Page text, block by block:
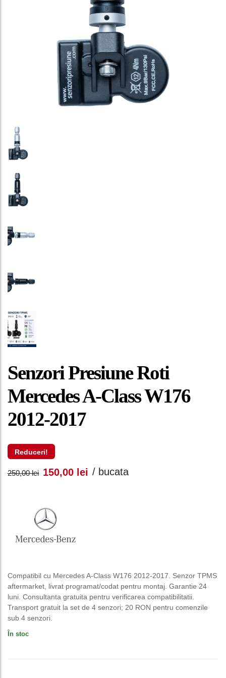
Senzori Presiune Roti
Mercedes A-Class W176
2012-2017
Reduceri!
250,00lei Prețul
a
fost:
150,00 lei Prețul
/ bucata
Compatibil cu Mercedes A-Class W176 2012-2017. Senzor TPMS
aftermarket, livrat programat/codat pentru montaj. Garantie 24
luni. Consultanta gratuita pentru verificarea compatibilitatii.
Transport gratuit la set de 4 senzori; 20 RON pentru comenzile
sub 4 senzori.
În stoc